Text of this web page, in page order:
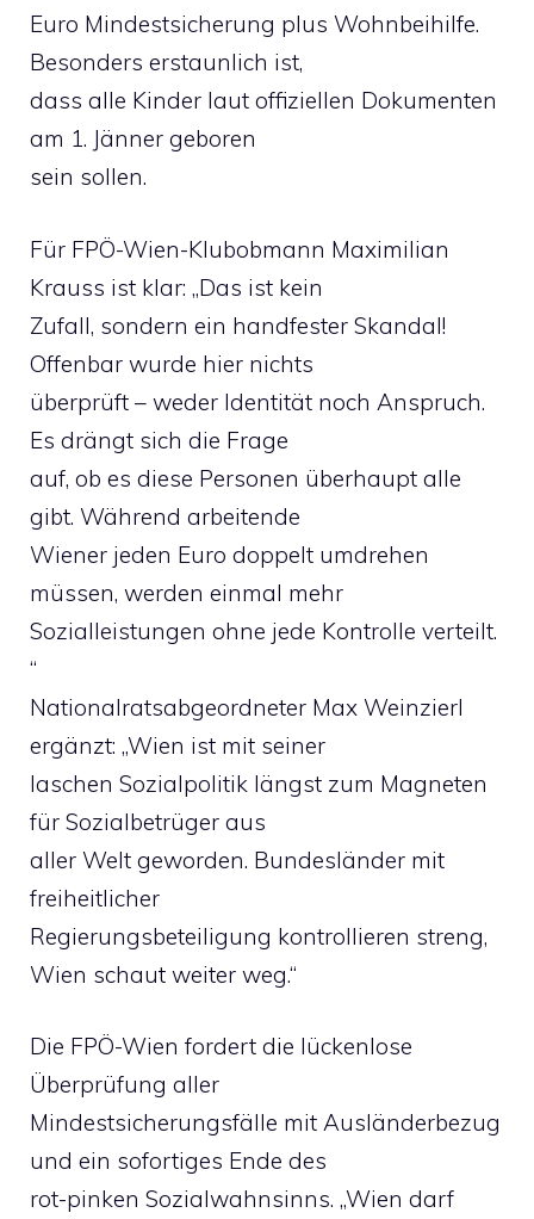
Euro Mindestsicherung plus Wohnbeihilfe.
Besonders erstaunlich ist,
dass alle Kinder laut offiziellen Dokumenten
am 1. Jänner geboren
sein sollen.
Für FPÖ-Wien-Klubobmann Maximilian
Krauss ist klar: „Das ist kein
Zufall, sondern ein handfester Skandal!
Offenbar wurde hier nichts
überprüft – weder Identität noch Anspruch.
Es drängt sich die Frage
auf, ob es diese Personen überhaupt alle
gibt. Während arbeitende
Wiener jeden Euro doppelt umdrehen
müssen, werden einmal mehr
Sozialleistungen ohne jede Kontrolle verteilt.
“
Nationalratsabgeordneter Max Weinzierl
ergänzt: „Wien ist mit seiner
laschen Sozialpolitik längst zum Magneten
für Sozialbetrüger aus
aller Welt geworden. Bundesländer mit
freiheitlicher
Regierungsbeteiligung kontrollieren streng,
Wien schaut weiter weg.“
Die FPÖ-Wien fordert die lückenlose
Überprüfung aller
Mindestsicherungsfälle mit Ausländerbezug
und ein sofortiges Ende des
rot-pinken Sozialwahnsinns. „Wien darf